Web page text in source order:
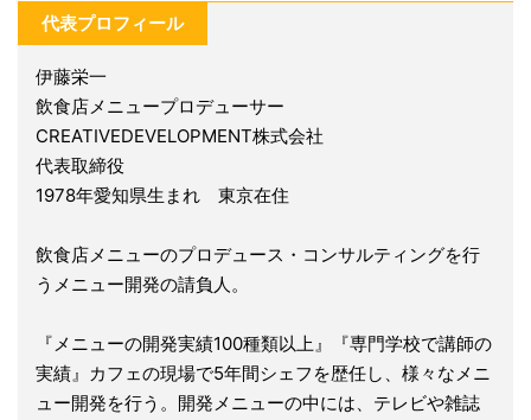
代表プロフィール
伊藤栄一
飲食店メニュープロデューサー
CREATIVEDEVELOPMENT株式会社
代表取締役
1978年愛知県生まれ 東京在住
飲食店メニューのプロデュース・コンサルティングを行
うメニュー開発の請負人。
『メニューの開発実績100種類以上』『専門学校で講師の
実績』カフェの現場で5年間シェフを歴任し、様々なメニ
ュー開発を行う。開発メニューの中には、テレビや雑誌